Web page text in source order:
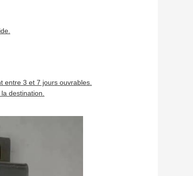
entre 3 et 7 jours ouvrables.
destination.